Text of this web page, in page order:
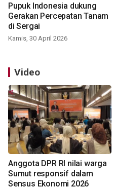
Pupuk Indonesia dukung
Gerakan Percepatan Tanam
di Sergai
Kamis, 30 April 2026
Video
Anggota DPR RI nilai warga
Sumut responsif dalam
Sensus Ekonomi 2026